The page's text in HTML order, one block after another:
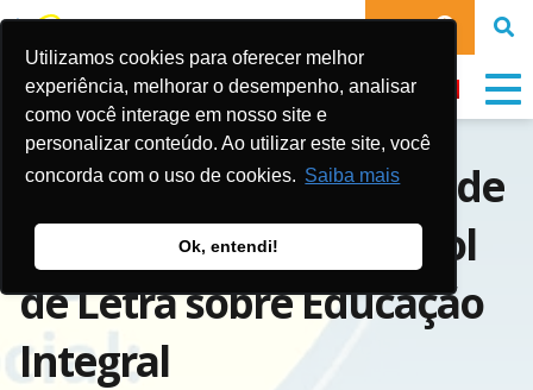
Utilizamos cookies para oferecer melhor
experiência, melhorar o desempenho, analisar
como você interage em nosso site e
personalizar conteúdo. Ao utilizar este site, você
concorda com o uso de cookies. Saiba mais
Ok, entendi!
DOE
Fátima Freire participa de
evento da Fundação Gol
de Letra sobre Educação
Integral